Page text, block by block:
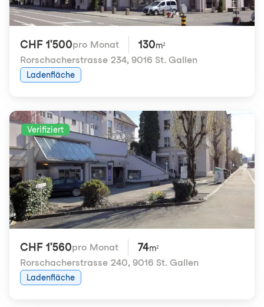
CHF 1'500pro Monat 130m²
Rorschacherstrasse 234, 9016 St. Gallen
Ladenfläche
Verifiziert
CHF 1'560pro Monat 74m²
Rorschacherstrasse 240, 9016 St. Gallen
Ladenfläche